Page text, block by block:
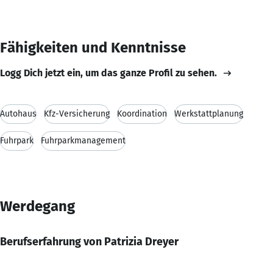
Fähigkeiten und Kenntnisse
Logg Dich jetzt ein, um das ganze Profil zu sehen.
Autohaus Kfz-Versicherung Koordination Werkstattplanung
Fuhrpark Fuhrparkmanagement
Werdegang
Berufserfahrung von Patrizia Dreyer